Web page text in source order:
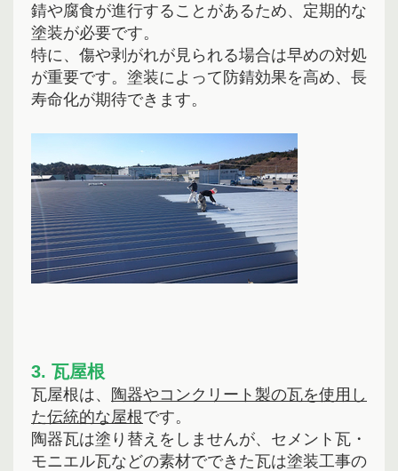
錆や腐食が進行することがあるため、定期的な
塗装が必要です。
特に、傷や剥がれが見られる場合は早めの対処
が重要です。塗装によって防錆効果を高め、長
寿命化が期待できます。
3. 瓦屋根
瓦屋根は、 陶器やコンクリート製の瓦を使用し
た伝統的な屋根です。
陶器瓦は塗り替えをしませんが、セメント瓦・
モニエル瓦などの素材でできた瓦は塗装工事の